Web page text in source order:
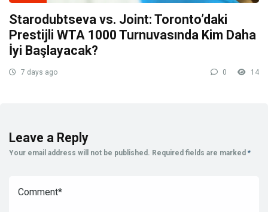
Starodubtseva vs. Joint: Toronto’daki
Prestijli WTA 1000 Turnuvasında Kim Daha
İyi Başlayacak?
7 days ago 0 14
Leave a Reply
Your email address will not be published. Required fields are marked *